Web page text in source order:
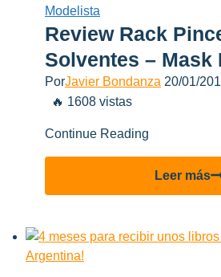
Modelista
Review Rack
Solventes – Mask
PorJavier Bondanza 20/01/
🔥 1608 vistas
Continue Reading
Leer más
y